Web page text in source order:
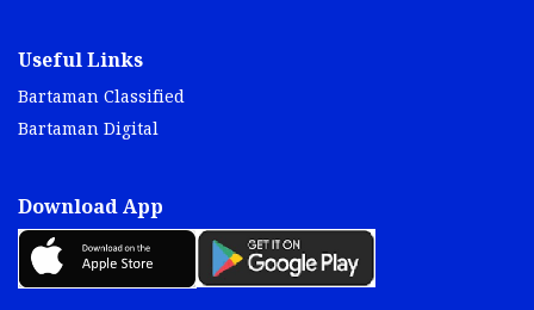
Useful Links
Bartaman Classified
Bartaman Digital
Download App